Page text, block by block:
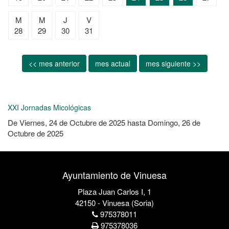
M
28
M
29
J
30
V
31
<< mes anterior mes actual mes siguiente >>
XXI Jornadas Micológicas
DeViernes, 24 de Octubre de 2025 hasta Domingo, 26 de
Octubre de 2025
Ayuntamiento de Vinuesa
Plaza Juan Carlos I, 1
42150 - Vinuesa (Soria)
975378011
975378036